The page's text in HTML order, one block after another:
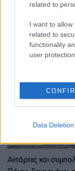
related to
I want to
related to
functionality
user protection.
Data Deletion
Αντάρτες και